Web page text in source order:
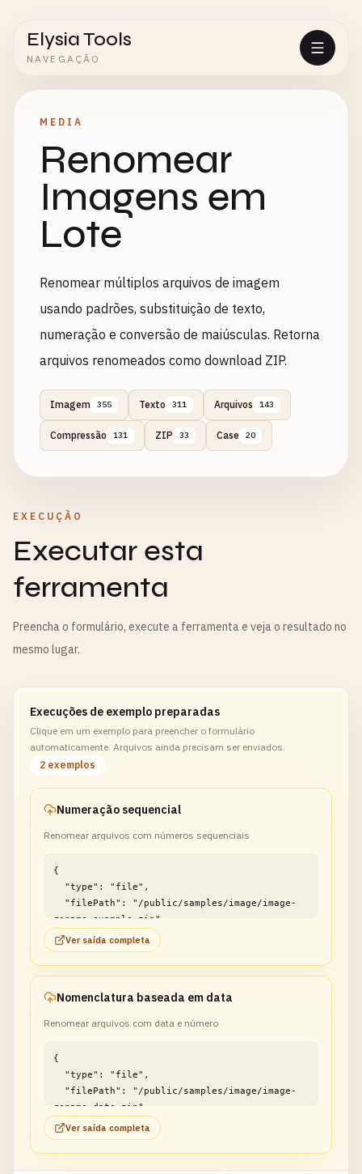
Elysia Tools
NAVEGAÇÃO
MEDIA
Renomear
Imagens em
Lote
Renomear múltiplos arquivos de imagem
usando padrões, substituição de texto,
numeração e conversão de maiúsculas. Retorna
arquivos renomeados como download ZIP.
Imagem 355 Texto 311 Arquivos 143
Compressão 131 ZIP 33 Case 20
EXECUÇÃO
Executar esta
ferramenta
Preencha o formulário, execute a ferramenta e veja o resultado no
mesmo lugar.
Execuções de exemplo preparadas
Clique em um exemplo para preencher o formulário
automaticamente. Arquivos ainda precisam ser enviados.
2 exemplos
Numeração sequencial
Renomear arquivos com números sequenciais
{
rename-example.zip"
}
Ver saída completa
Nomenclatura baseada em data
Renomear arquivos com data e número
{
rename-date.zip"
}
Ver saída completa